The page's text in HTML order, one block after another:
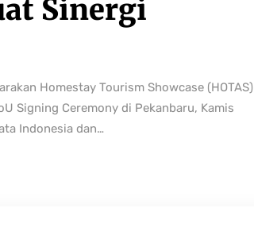
Sinergi
Homestay Tourism Showcase (HOTAS)
Signing Ceremony di Pekanbaru, Kamis
Indonesia dan…